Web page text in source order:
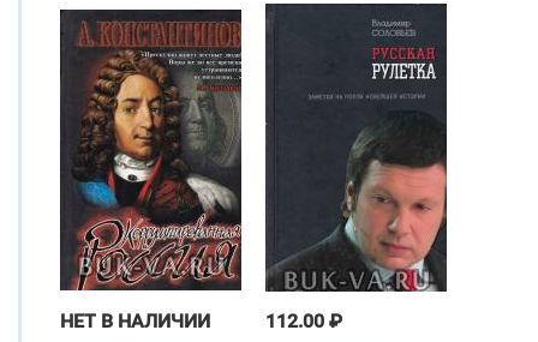
НЕТ В НАЛИЧИИ 112.00 ₽